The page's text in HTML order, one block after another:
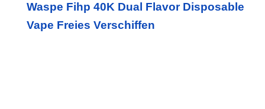
Waspe Fihp 40K Dual Flavor Disposable
Vape Freies Verschiffen